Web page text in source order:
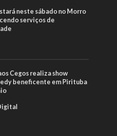
neste sábado no Morro
serviços de
Cegos realiza show
beneficente em Pirituba